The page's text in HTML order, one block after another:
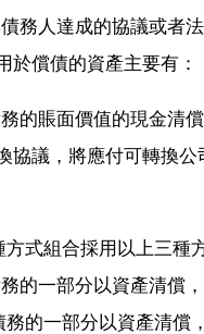
務人達成的協議或者
償債的資產主要有：
的賬面價值的現金清
協議，將應付可轉換公
式組合採用以上三種
的一部分以資產清償
的一部分以資產清償